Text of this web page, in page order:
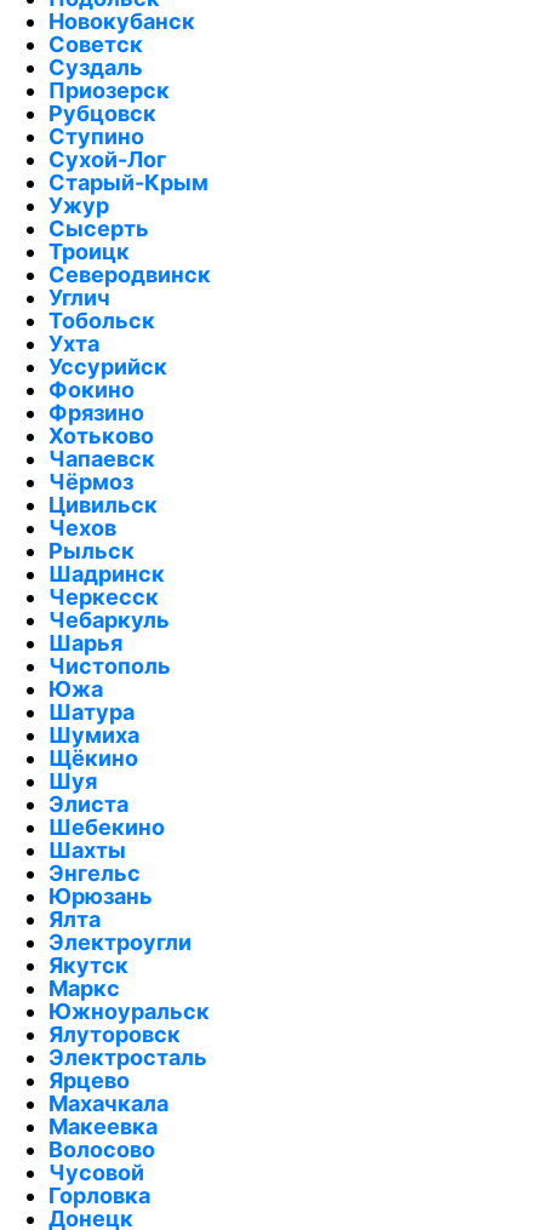
Новокубанск
Советск
Суздаль
Приозерск
Рубцовск
Ступино
Сухой-Лог
Старый-Крым
Ужур
Сысерть
Троицк
Северодвинск
Углич
Тобольск
Ухта
Уссурийск
Фокино
Фрязино
Хотьково
Чапаевск
Чёрмоз
Цивильск
Чехов
Рыльск
Шадринск
Черкесск
Чебаркуль
Шарья
Чистополь
Южа
Шатура
Шумиха
Щёкино
Шуя
Элиста
Шебекино
Шахты
Энгельс
Юрюзань
Ялта
Электроугли
Якутск
Маркс
Южноуральск
Ялуторовск
Электросталь
Ярцево
Махачкала
Макеевка
Волосово
Чусовой
Горловка
Донецк